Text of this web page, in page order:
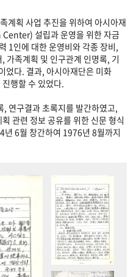
계획 사업 추진을 위하여 아시아재
설립과 운영을 위한 자금
1인에 대한 운영비와 각종 장비,
가족계획 및 인구관계 인명록, 기
었다. 결과, 아시아재단은 미화
행할 수 있었다.
연구결과 초록지를 발간하였고,
관련 정보 공유를 위한 신문 형식
년 6월 창간하여 1976년 8월까지